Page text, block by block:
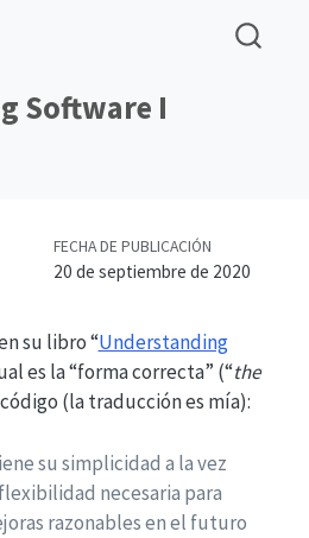
Software I
FECHA DE PUBLICACIÓN
20 de septiembre de 2020
su libro “Understanding
es la “forma correcta” (“the
(la traducción es mía):
su simplicidad a la vez
necesaria para
razonables en el futuro